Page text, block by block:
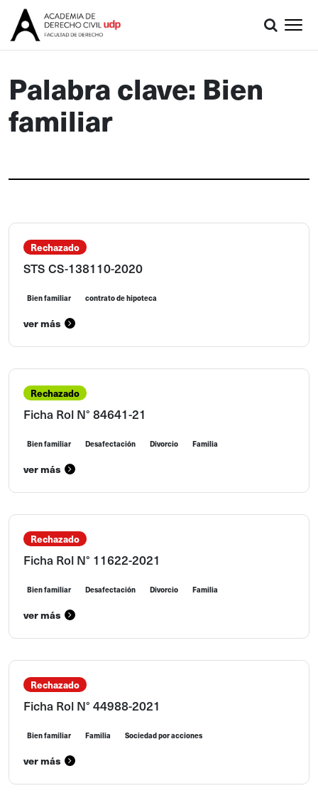
Palabra clave: Bien
familiar
Rechazado
STS CS-138110-2020
Bien familiar contrato de hipoteca
ver más
Rechazado
Ficha Rol N° 84641-21
Bien familiar Desafectación Divorcio Familia
ver más
Rechazado
Ficha Rol N° 11622-2021
Bien familiar Desafectación Divorcio Familia
ver más
Rechazado
Ficha Rol N° 44988-2021
Bien familiar Familia Sociedad por acciones
ver más